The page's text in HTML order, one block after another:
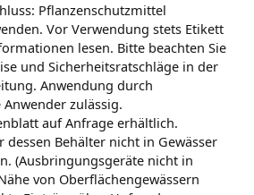
Pflanzenschutzmittel
Vor Verwendung stets Etikett
lesen. Bitte beachten Sie
und Sicherheitsratschläge in der
Anwendung durch
zulässig.
auf Anfrage erhältlich.
Behälter nicht in Gewässer
(Ausbringungsgeräte nicht in
von Oberflächengewässern